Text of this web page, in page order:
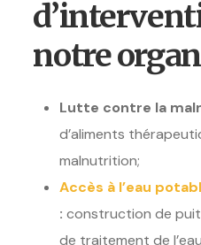
notre
Lutte contre la
d’aliments
malnutrition;
Accès à l’eau
: construction de
de traitement de